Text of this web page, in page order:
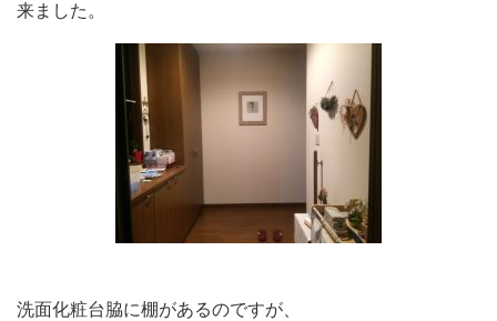
来ました。
洗面化粧台脇に棚があるのですが、